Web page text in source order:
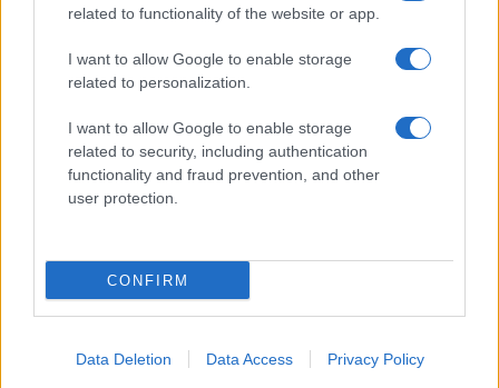
related to functionality of the website or app.
I want to allow Google to enable storage
related to personalization.
I want to allow Google to enable storage
related to security, including authentication
functionality and fraud prevention, and other
user protection.
CONFIRM
Data Deletion Data Access Privacy Policy